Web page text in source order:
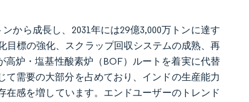
から成長し、2031年には29億3,000万トンに達す
目標の強化、スクラップ回収システムの成熟、再
炉・塩基性酸素炉（BOF）ルートを着実に代替
需要の大部分を占めており、インドの生産能力
在感を増しています。エンドユーザーのトレンド